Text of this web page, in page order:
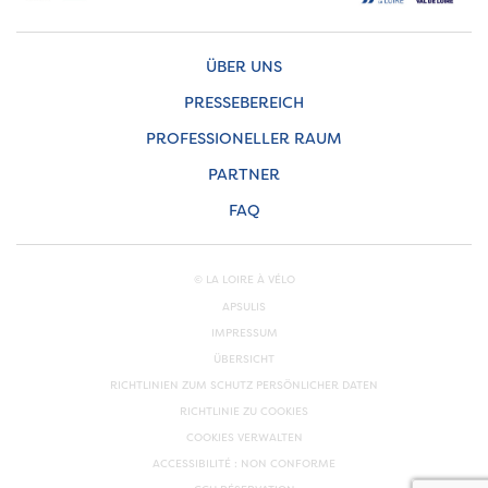
ÜBER UNS
PRESSEBEREICH
PROFESSIONELLER RAUM
PARTNER
FAQ
© LA LOIRE À VÉLO
APSULIS
IMPRESSUM
ÜBERSICHT
RICHTLINIEN ZUM SCHUTZ PERSÖNLICHER DATEN
RICHTLINIE ZU COOKIES
COOKIES VERWALTEN
ACCESSIBILITÉ : NON CONFORME